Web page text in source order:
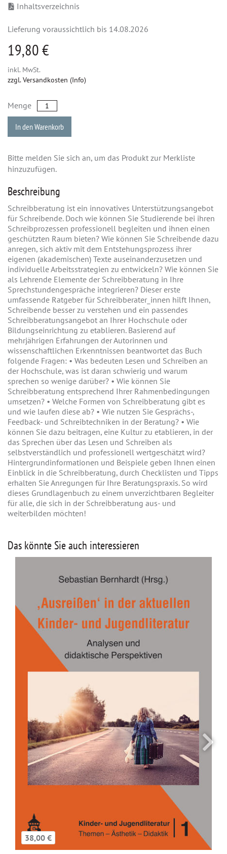
Inhaltsverzeichnis
Lieferung voraussichtlich bis 14.08.2026
19,80 €
inkl. MwSt.
zzgl. Versandkosten (Info)
Menge
In den Warenkorb
Bitte melden Sie sich an, um das Produkt zur Merkliste
hinzuzufügen.
Beschreibung
Schreibberatung ist ein innovatives Unterstützungsangebot
für Schreibende. Doch wie können Sie Studierende bei ihren
Schreibprozessen professionell begleiten und ihnen einen
geschützten Raum bieten? Wie können Sie Schreibende dazu
anregen, sich aktiv mit dem Entstehungsprozess ihrer
eigenen (akademischen) Texte auseinanderzusetzen und
individuelle Arbeitsstrategien zu entwickeln? Wie können Sie
als Lehrende Elemente der Schreibberatung in Ihre
Sprechstundengespräche integrieren? Dieser erste
umfassende Ratgeber für Schreibberater_innen hilft Ihnen,
Schreibende besser zu verstehen und ein passendes
Schreibberatungsangebot an Ihrer Hochschule oder
Bildungseinrichtung zu etablieren. Basierend auf
mehrjährigen Erfahrungen der Autorinnen und
wissenschaftlichen Erkenntnissen beantwortet das Buch
folgende Fragen: • Was bedeuten Lesen und Schreiben an
der Hochschule, was ist daran schwierig und warum
sprechen so wenige darüber? • Wie können Sie
Schreibberatung entsprechend Ihrer Rahmenbedingungen
umsetzen? • Welche Formen von Schreibberatung gibt es
und wie laufen diese ab? • Wie nutzen Sie Gesprächs-,
Feedback- und Schreibtechniken in der Beratung? • Wie
können Sie dazu beitragen, eine Kultur zu etablieren, in der
das Sprechen über das Lesen und Schreiben als
selbstverständlich und professionell wertgeschätzt wird?
Hintergrundinformationen und Beispiele geben Ihnen einen
Einblick in die Schreibberatung, durch Checklisten und Tipps
erhalten Sie Anregungen für Ihre Beratungspraxis. So wird
dieses Grundlagenbuch zu einem unverzichtbaren Begleiter
für alle, die sich in der Schreibberatung aus- und
weiterbilden möchten!
Das könnte Sie auch interessieren
38,00 €